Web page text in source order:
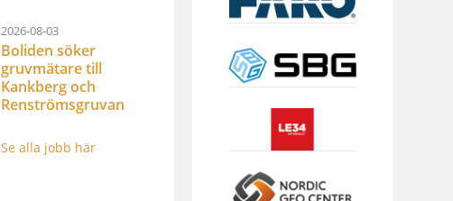
2026-08-03
Boliden söker
gruvmätare till
Kankberg och
Renströmsgruvan
Se alla jobb här